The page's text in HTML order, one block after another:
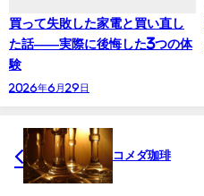
買って失敗した家電と買い直し
た話——実際に後悔した3つの体
験
2026年6月29日
コメダ珈琲